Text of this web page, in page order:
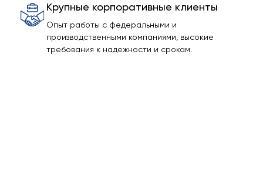
Крупные корпоративные клиенты
Опыт работы с федеральными и
производственными компаниями, высокие
требования к надежности и срокам.